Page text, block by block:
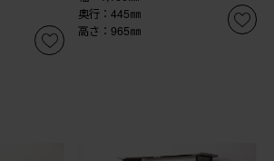
奥行：445㎜
高さ：965㎜